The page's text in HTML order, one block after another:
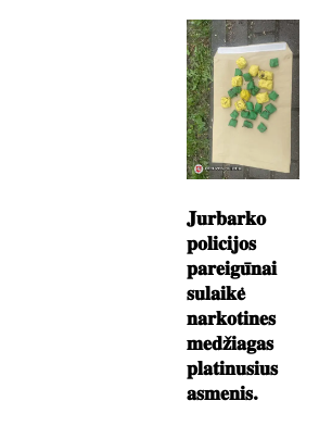
𝐉𝐮𝐫𝐛𝐚𝐫𝐤𝐨
𝐩𝐨𝐥𝐢𝐜𝐢𝐣𝐨𝐬
𝐩𝐚𝐫𝐞𝐢𝐠𝐮̄𝐧𝐚𝐢
𝐬𝐮𝐥𝐚𝐢𝐤𝐞̇
𝐧𝐚𝐫𝐤𝐨𝐭𝐢𝐧𝐞𝐬
𝐦𝐞𝐝𝐳̌𝐢𝐚𝐠𝐚𝐬
𝐩𝐥𝐚𝐭𝐢𝐧𝐮𝐬𝐢𝐮𝐬
𝐚𝐬𝐦𝐞𝐧𝐢𝐬.